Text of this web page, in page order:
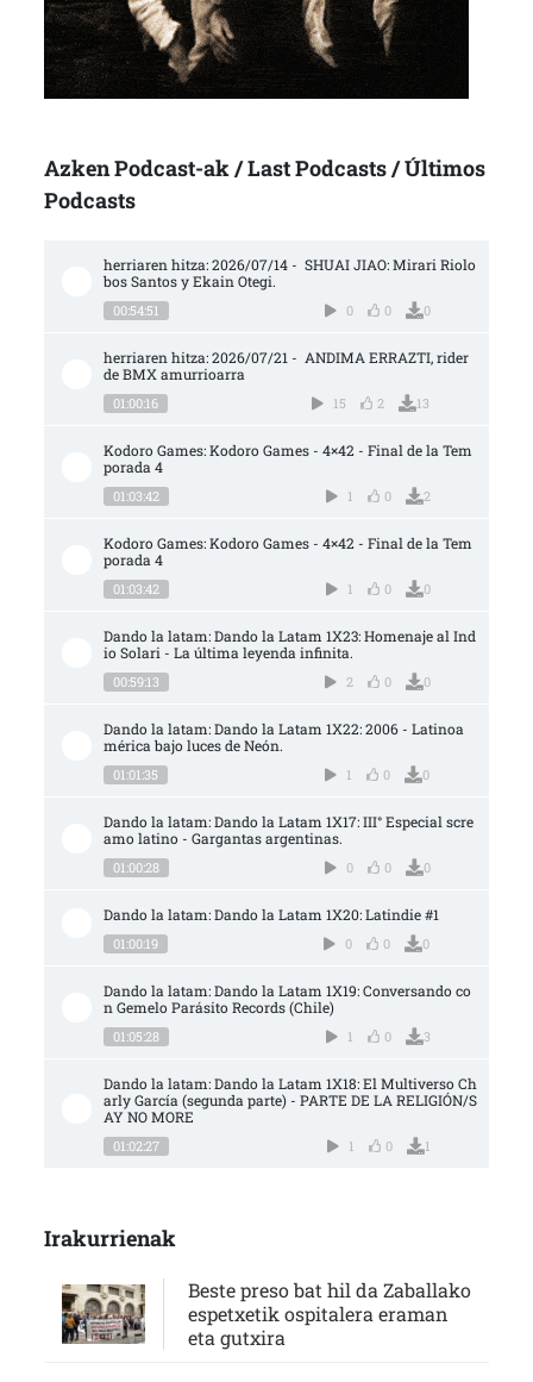
Azken Podcast-ak / Last Podcasts / Últimos
Podcasts
herriaren hitza: 2026/07/14 -  SHUAI JIAO: Mirari Riolo
bos Santos y Ekain Otegi.
00:54:51 0 0 0
herriaren hitza: 2026/07/21 -  ANDIMA ERRAZTI, rider
de BMX amurrioarra
01:00:16 15 2 13
Kodoro Games: Kodoro Games - 4×42 - Final de la Tem
porada 4
01:03:42 1 0 2
Kodoro Games: Kodoro Games - 4×42 - Final de la Tem
porada 4
01:03:42 1 0 0
Dando la latam: Dando la Latam 1X23: Homenaje al Ind
io Solari - La última leyenda infinita.
00:59:13 2 0 0
Dando la latam: Dando la Latam 1X22: 2006 - Latinoa
mérica bajo luces de Neón.
01:01:35 1 0 0
Dando la latam: Dando la Latam 1X17: III° Especial scre
amo latino - Gargantas argentinas.
01:00:28 0 0 0
Dando la latam: Dando la Latam 1X20: Latindie #1
01:00:19 0 0 0
Dando la latam: Dando la Latam 1X19: Conversando co
n Gemelo Parásito Records (Chile)
01:05:28 1 0 3
Dando la latam: Dando la Latam 1X18: El Multiverso Ch
arly García (segunda parte) - PARTE DE LA RELIGIÓN/S
AY NO MORE
01:02:27 1 0 1
Irakurrienak
Beste preso bat hil da Zaballako
espetxetik ospitalera eraman
eta gutxira